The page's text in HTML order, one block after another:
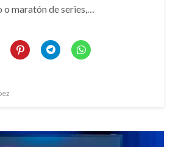
o maratón de series,…